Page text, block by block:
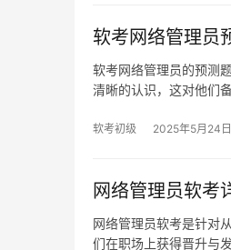
软考网络管理员
软考网络管理员的预测
清晰的认识，这对他们
软考初级 2025年5月24日
网络管理员软考
网络管理员软考是针对
们在职场上获得晋升与